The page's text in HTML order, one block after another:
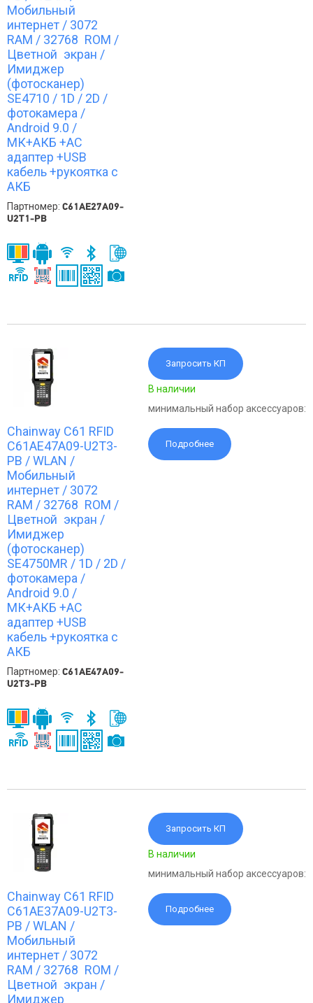
Мобильный
интернет / 3072
RAM / 32768 ROM /
Цветной экран /
Имиджер
(фотосканер)
SE4710 / 1D / 2D /
фотокамера /
Android 9.0 /
МК+АКБ +АС
адаптер +USB
кабель +рукоятка с
АКБ
Партномер: C61AE27A09-
U2T1-PB
Запросить КП
В наличии
минимальный набор аксессуаров:
Подробнее
Chainway C61 RFID
C61AE47A09-U2T3-
PB / WLAN /
Мобильный
интернет / 3072
RAM / 32768 ROM /
Цветной экран /
Имиджер
(фотосканер)
SE4750MR / 1D / 2D /
фотокамера /
Android 9.0 /
МК+АКБ +АС
адаптер +USB
кабель +рукоятка с
АКБ
Партномер: C61AE47A09-
U2T3-PB
Запросить КП
В наличии
минимальный набор аксессуаров:
Подробнее
Chainway C61 RFID
C61AE37A09-U2T3-
PB / WLAN /
Мобильный
интернет / 3072
RAM / 32768 ROM /
Цветной экран /
Имиджер